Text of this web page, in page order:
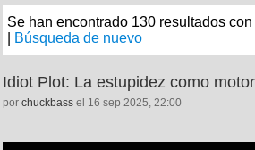
Se han encontrado 130 resultados
Búsqueda de nuevo
Idiot Plot: La estupidez como
por chuckbass el 16 sep 2025, 22:00